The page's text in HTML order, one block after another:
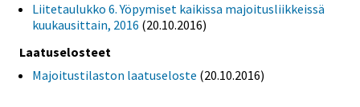
Liitetaulukko 6. Yöpymiset kaikissa majoitusliikkeissä
kuukausittain, 2016 (20.10.2016)
Laatuselosteet
Majoitustilaston laatuseloste (20.10.2016)